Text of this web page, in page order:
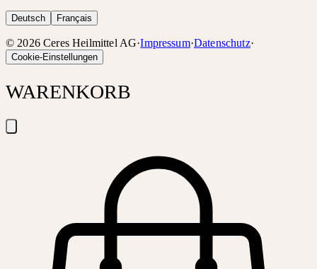
Deutsch Français
© 2026 Ceres Heilmittel AG·Impressum·Datenschutz·
Cookie-Einstellungen
WARENKORB